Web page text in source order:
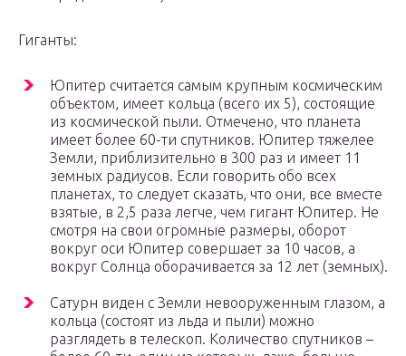
Гиганты:
Юпитер считается самым крупным космическим
объектом, имеет кольца (всего их 5), состоящие
из космической пыли. Отмечено, что планета
имеет более 60-ти спутников. Юпитер тяжелее
Земли, приблизительно в 300 раз и имеет 11
земных радиусов. Если говорить обо всех
планетах, то следует сказать, что они, все вместе
взятые, в 2,5 раза легче, чем гигант Юпитер. Не
смотря на свои огромные размеры, оборот
вокруг оси Юпитер совершает за 10 часов, а
вокруг Солнца оборачивается за 12 лет (земных).
Сатурн виден с Земли невооруженным глазом, а
кольца (состоят из льда и пыли) можно
разглядеть в телескоп. Количество спутников –